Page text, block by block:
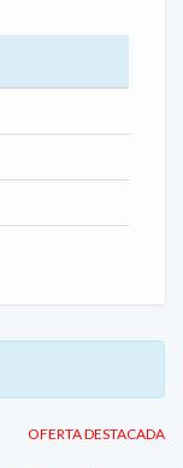
OFERTA DESTACADA